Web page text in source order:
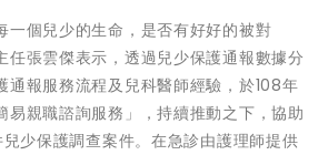
一個兒少的生命，是否有好好的被對
任張雲傑表示，透過兒少保護通報數據分
通報服務流程及兒科醫師經驗，於108年
易親職諮詢服務」，持續推動之下，協助
少保護調查案件。在急診由護理師提供